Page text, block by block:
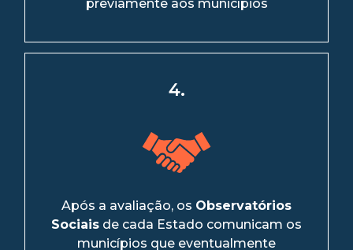
previamente aos municípios
4.
Após a avaliação, os Observatórios
Sociais de cada Estado comunicam os
municípios que eventualmente